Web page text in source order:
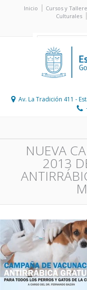
Inicio Cursos y
Culturales
Av. La Tradición 411 -
NUEVA
2013